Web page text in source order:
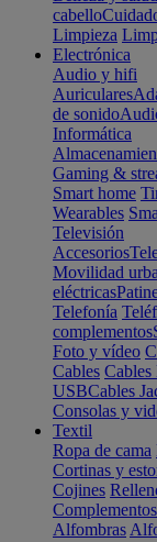
cabello
Limpieza
Electrónica
Audio y hifi
Auriculares
de sonido
Informática
Gaming &
Smart home
Wearables
Televisión
Accesorios
Movilidad
eléctricas
Telefonía
complementos
Foto y vídeo
Cables
USBCables
Consolas y
Textil
Ropa de cama
Cortinas y
Cojines
Alfombras